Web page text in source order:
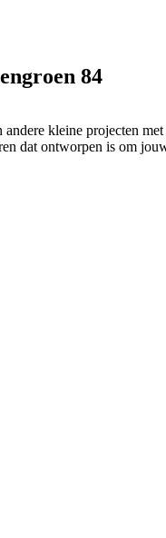
84
kleine projecten met
dat ontworpen is om